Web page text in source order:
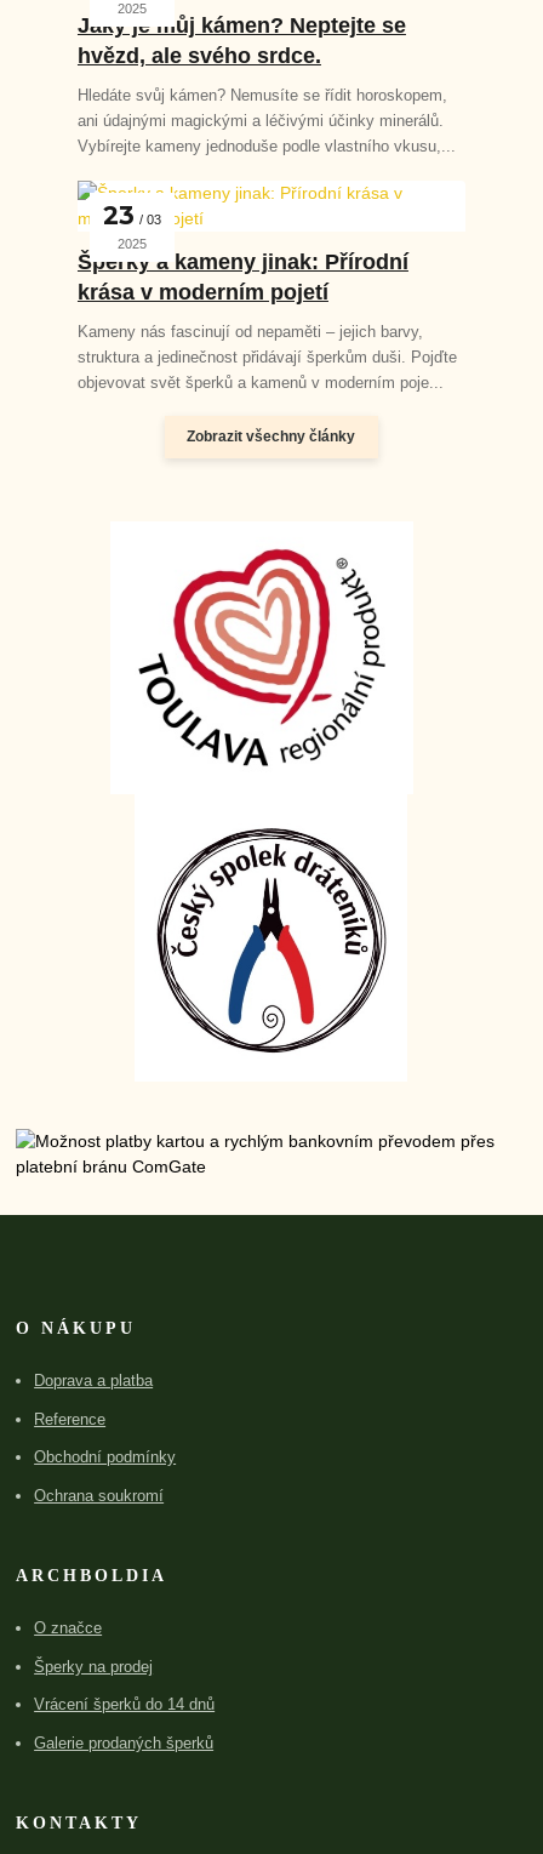
2025
Jaký je můj kámen? Neptejte se
hvězd, ale svého srdce.
Hledáte svůj kámen? Nemusíte se řídit horoskopem,
ani údajnými magickými a léčivými účinky minerálů.
Vybírejte kameny jednoduše podle vlastního vkusu,...
23
03
2025
Šperky a kameny jinak: Přírodní
krása v moderním pojetí
Kameny nás fascinují od nepaměti – jejich barvy,
struktura a jedinečnost přidávají šperkům duši. Pojďte
objevovat svět šperků a kamenů v moderním poje...
Zobrazit všechny články
O NÁKUPU
Doprava a platba
Reference
Obchodní podmínky
Ochrana soukromí
ARCHBOLDIA
O značce
Šperky na prodej
Vrácení šperků do 14 dnů
Galerie prodaných šperků
KONTAKTY